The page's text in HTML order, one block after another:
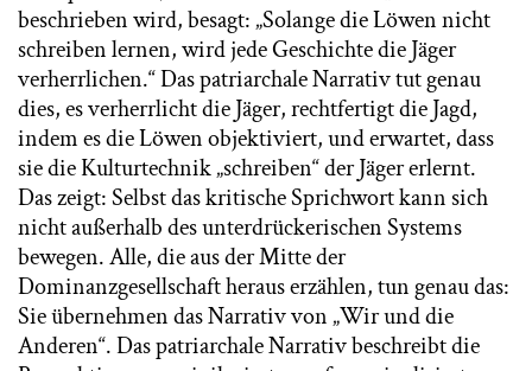
beschrieben wird, besagt: „Solange die Löwen nicht
schreiben lernen, wird jede Geschichte die Jäger
verherrlichen.“ Das patriarchale Narrativ tut genau
dies, es verherrlicht die Jäger, rechtfertigt die Jagd,
indem es die Löwen objektiviert, und erwartet, dass
sie die Kulturtechnik „schreiben“ der Jäger erlernt.
Das zeigt: Selbst das kritische Sprichwort kann sich
nicht außerhalb des unterdrückerischen Systems
bewegen. Alle, die aus der Mitte der
Dominanzgesellschaft heraus erzählen, tun genau das:
Sie übernehmen das Narrativ von „Wir und die
Anderen“. Das patriarchale Narrativ beschreibt die